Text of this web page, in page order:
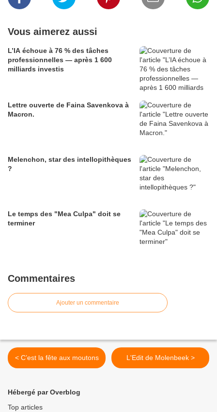
Vous aimerez aussi
L’IA échoue à 76 % des tâches
professionnelles — après 1 600
milliards investis
Lettre ouverte de Faina Savenkova à
Macron.
Melenchon, star des intellopithèques
?
Le temps des "Mea Culpa" doit se
terminer
Commentaires
Ajouter un commentaire
< C’est la fête aux moutons L'Edit de Molenbeek >
Hébergé par Overblog
Top articles